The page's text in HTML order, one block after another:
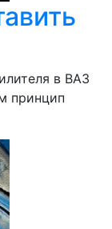
в ВАЗ
принцип